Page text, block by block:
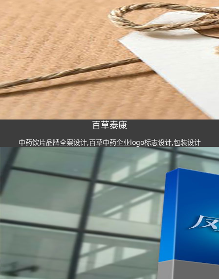
百草泰康
中药饮片品牌全案设计,百草中药企业logo标志设计,包装设计